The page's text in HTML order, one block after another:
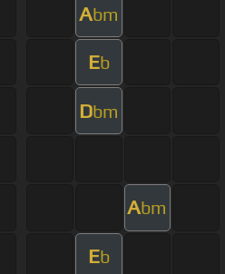
Abm
Eb
Dbm
Abm
Eb